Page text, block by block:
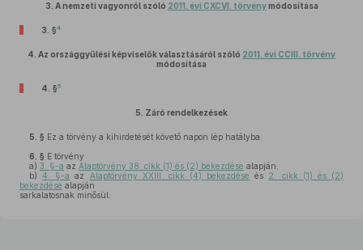
3. A nemzeti vagyonról szóló 2011. évi CXCVI. törvénymódosítása
3. §4
4. Az országgyűlési képviselők választásáról szóló 2011. évi CCIII. törvény
módosítása
4. §5
5. Záró rendelkezések
5. § Ez a törvény a kihirdetését követő napon lép hatályba.
6. § E törvény
a) 3. §-a az Alaptörvény 38. cikk (1) és (2) bekezdése alapján,
b) 4. §-a az Alaptörvény XXIII. cikk (4) bekezdése és 2. cikk (1) és (2)
bekezdése alapján
sarkalatosnak minősül.